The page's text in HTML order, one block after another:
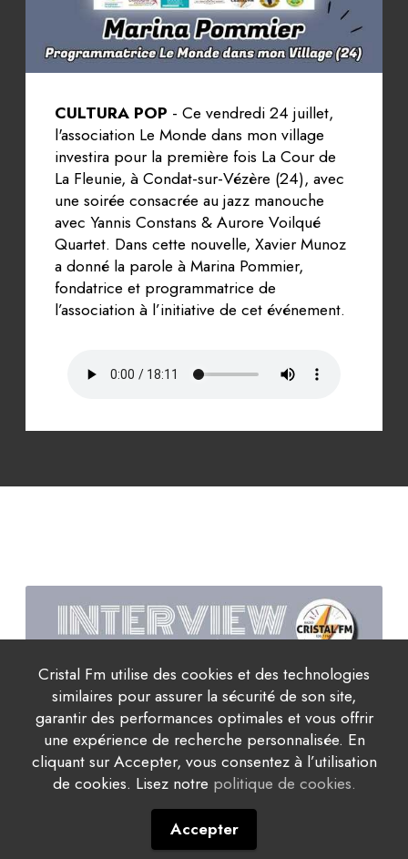
CULTURA POP - Ce vendredi 24 juillet,
l'association Le Monde dans mon village
investira pour la première fois La Cour de
La Fleunie, à Condat-sur-Vézère (24), avec
une soirée consacrée au jazz manouche
avec Yannis Constans & Aurore Voilqué
Quartet. Dans cette nouvelle, Xavier Munoz
a donné la parole à Marina Pommier,
fondatrice et programmatrice de
l’association à l’initiative de cet événement.
Cristal Fm utilise des cookies et des technologies
similaires pour assurer la sécurité de son site,
garantir des performances optimales et vous offrir
une expérience de recherche personnalisée. En
cliquant sur Accepter, vous consentez à l’utilisation
de cookies. Lisez notre politique de cookies.
Accepter